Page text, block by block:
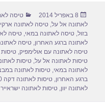
e
b
o
o
k
o
d
o
n
פורסם
בתאריך
8 באפריל 2014 קטגוריות
טיסה
לאתונה אל על ,טיסה לאתונה
בזול ,טיסה לאתונה במאי ,טיסה
לאתונה ברגע האחרון ,טיסה
טיסה לאתונה עם אולימפיק ,טיסות
טיסות לאתונה אל על ,טיסות
לאתונה במאי ,טיסות לאתונה
ברגע האחרון ,טיסות לאתונה דקה 90
לאתונה יוון ,טיסות לאתונה ישראייר